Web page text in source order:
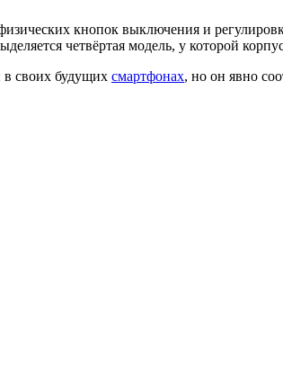
кнопок выключения и
четвёртая модель, у которой
в своих будущих смартфонах, но он явно